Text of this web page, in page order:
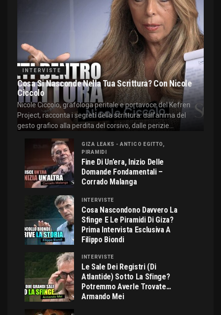
INTERVISTE
Cosa Si Nasconde Nella Tua Scrittura? Con Nicole
Ciccolo
Nicole Ciccolo, grafologa peritale e portavoce del Kefren
Project, racconta i segreti della scrittura: dall'anima del
gesto grafico alla perdita del corsivo, dalle perizie...
GIZA LEAKS - ANTICO EGITTO,
PIRAMIDI
Fine Di Un’era, Inizio Delle
Domande Fondamentali –
Corrado Malanga
INTERVISTE
Cosa Nascondono Davvero La
Sfinge E Le Piramidi Di Giza?
Prima Intervista Esclusiva A
Filippo Biondi
INTERVISTE
Le Sale Dei Registri (di
Atlantide) Sotto La Sfinge?
Potremmo Averle Trovate…
Armando Mei